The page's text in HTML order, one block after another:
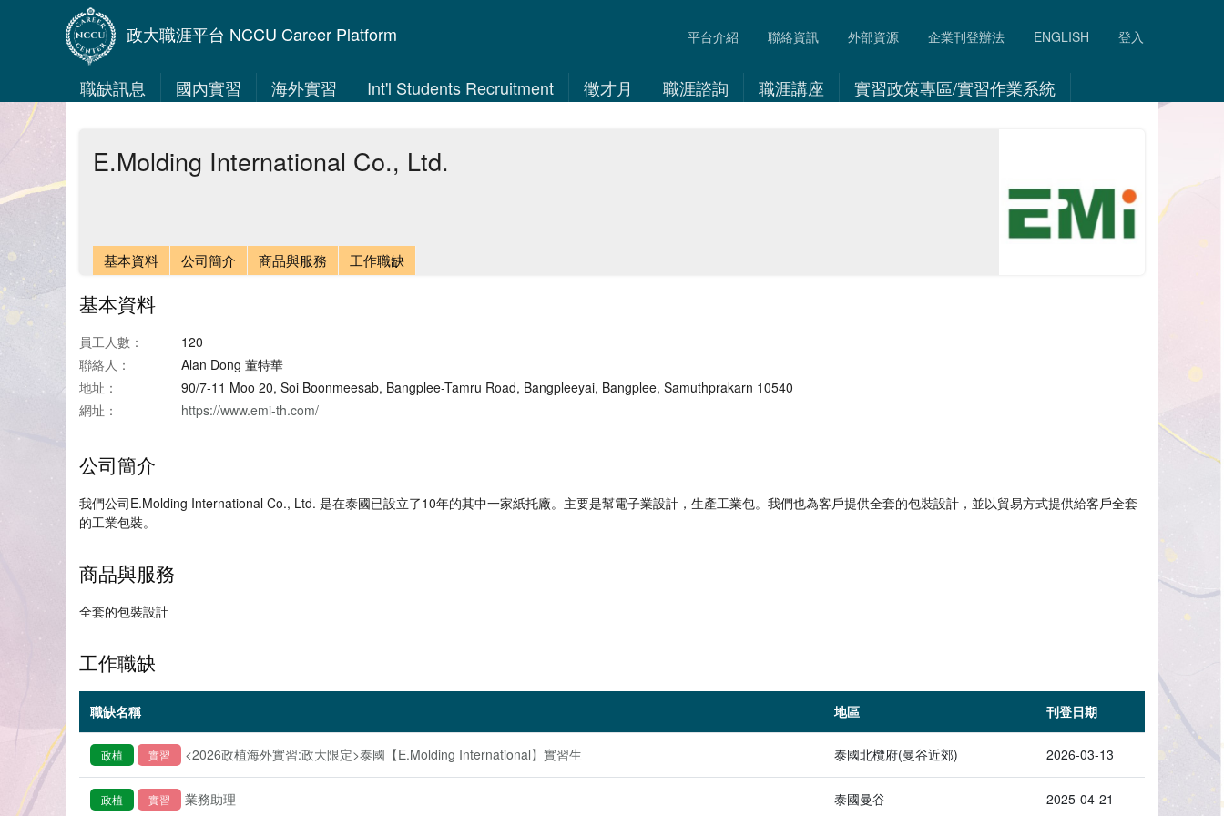
政大職涯平台 NCCU Career Platform 平台介紹 聯絡資訊 外部資源 企業刊登辦法 ENGLISH 登入
職缺訊息 國內實習 海外實習 Int'l Students Recruitment 徵才月 職涯諮詢 職涯講座 實習政策專區/實習作業系統
E.Molding International Co., Ltd.
基本資料 公司簡介 商品與服務 工作職缺
基本資料
員工人數：
120
聯絡人：
Alan Dong 董特華
地址：
90/7-11 Moo 20, Soi Boonmeesab, Bangplee-Tamru Road, Bangpleeyai, Bangplee, Samuthprakarn 10540
網址：
https://www.emi-th.com/
公司簡介
我們公司E.Molding International Co., Ltd. 是在泰國已設立了10年的其中一家紙托廠。主要是幫電子業設計，生產工業包。我們也為客戶提供全套的包裝設計，並以貿易方式提供給客戶全套
的工業包裝。
商品與服務
全套的包裝設計
工作職缺
職缺名稱 地區 刊登日期
政植 實習 <2026政植海外實習:政大限定>泰國【E.Molding International】實習生 泰國北欖府(曼谷近郊) 2026-03-13
政植 實習 業務助理 泰國曼谷 2025-04-21